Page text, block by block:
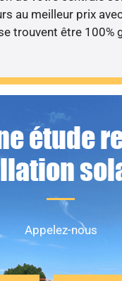
au meilleur prix
trouvent être 100%
étude
Appelez-nous